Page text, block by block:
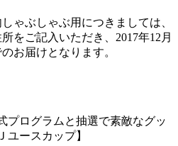
ゃぶしゃぶ用につきましては、
をご記入いただき、2017年12月
お届けとなります。
プログラムと抽選で素敵なグッ
ユースカップ】